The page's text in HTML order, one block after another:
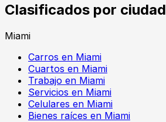
Clasificados por ciudad
Miami
Carros en Miami
Cuartos en Miami
Trabajo en Miami
Servicios en Miami
Celulares en Miami
Bienes raíces en Miami